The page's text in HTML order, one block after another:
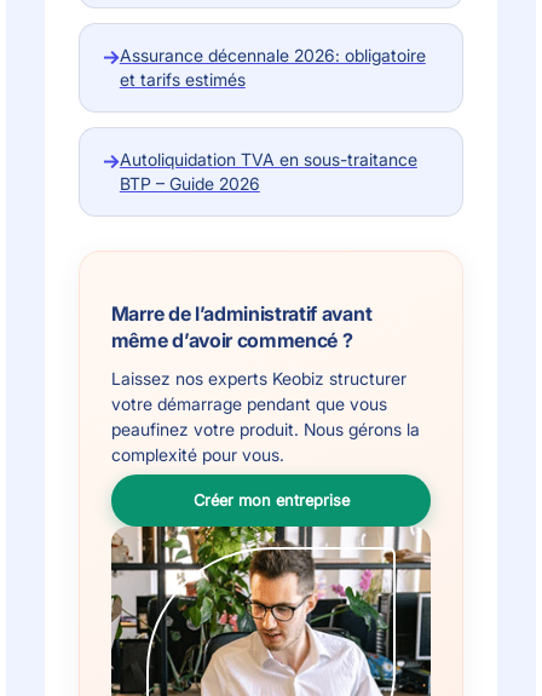
→Assurance décennale 2026: obligatoire
et tarifs estimés
→Autoliquidation TVA en sous-traitance
BTP – Guide 2026
Marre de l’administratif avant
même d’avoir commencé ?
Laissez nos experts Keobiz structurer
votre démarrage pendant que vous
peaufinez votre produit. Nous gérons la
complexité pour vous.
Créer mon entreprise